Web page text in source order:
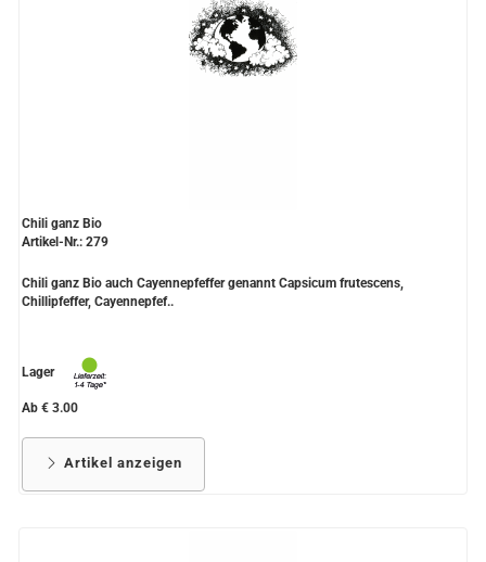
Chili ganz Bio
Artikel-Nr.: 279
Chili ganz Bio auch Cayennepfeffer genannt Capsicum frutescens,
Chillipfeffer, Cayennepfef..
Lager
Ab € 3.00
Artikel anzeigen